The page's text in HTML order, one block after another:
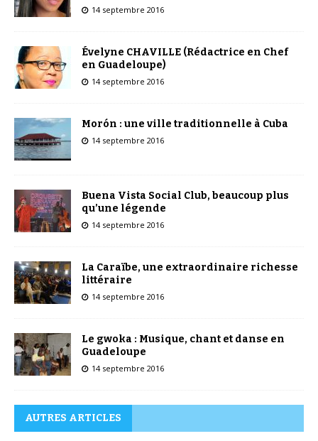
14 septembre 2016
Évelyne CHAVILLE (Rédactrice en Chef
en Guadeloupe)
14 septembre 2016
Morón : une ville traditionnelle à Cuba
14 septembre 2016
Buena Vista Social Club, beaucoup plus
qu’une légende
14 septembre 2016
La Caraïbe, une extraordinaire richesse
littéraire
14 septembre 2016
Le gwoka : Musique, chant et danse en
Guadeloupe
14 septembre 2016
AUTRES ARTICLES